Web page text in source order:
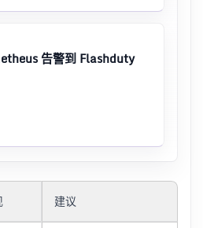
告警到 Flashduty
建议